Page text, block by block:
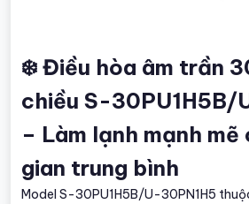
❄️ Điều hòa âm trần
chiều S-30PU1H5B/
– Làm lạnh mạnh
gian trung bình
Model S-30PU1H5B/U-30PN1H5